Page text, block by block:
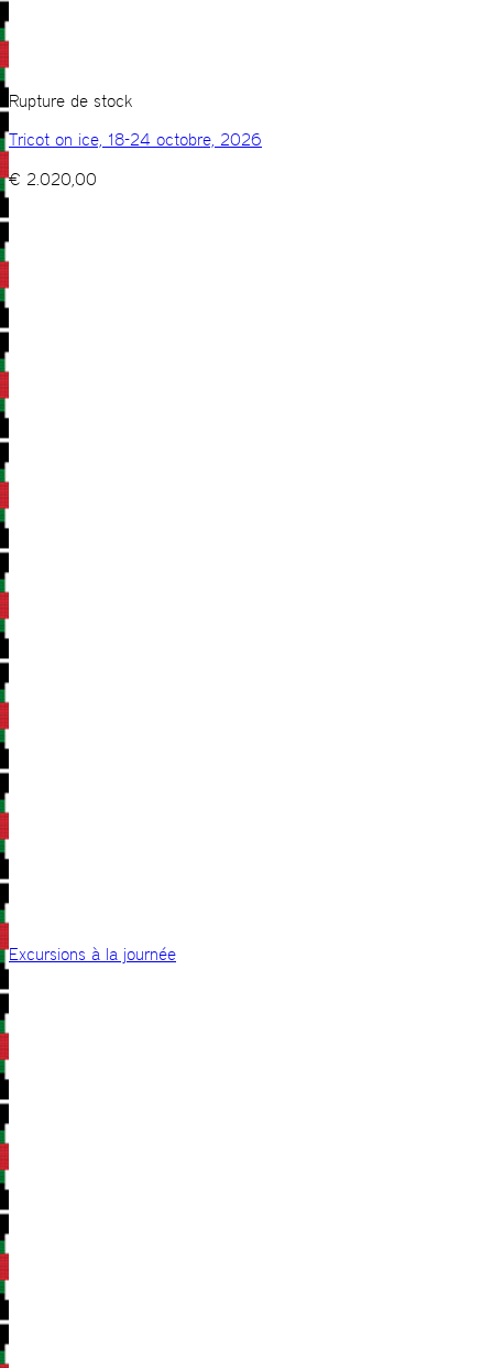
Rupture de stock
Tricot on ice, 18-24 octobre, 2026
€ 2.020,00
Excursions à la journée